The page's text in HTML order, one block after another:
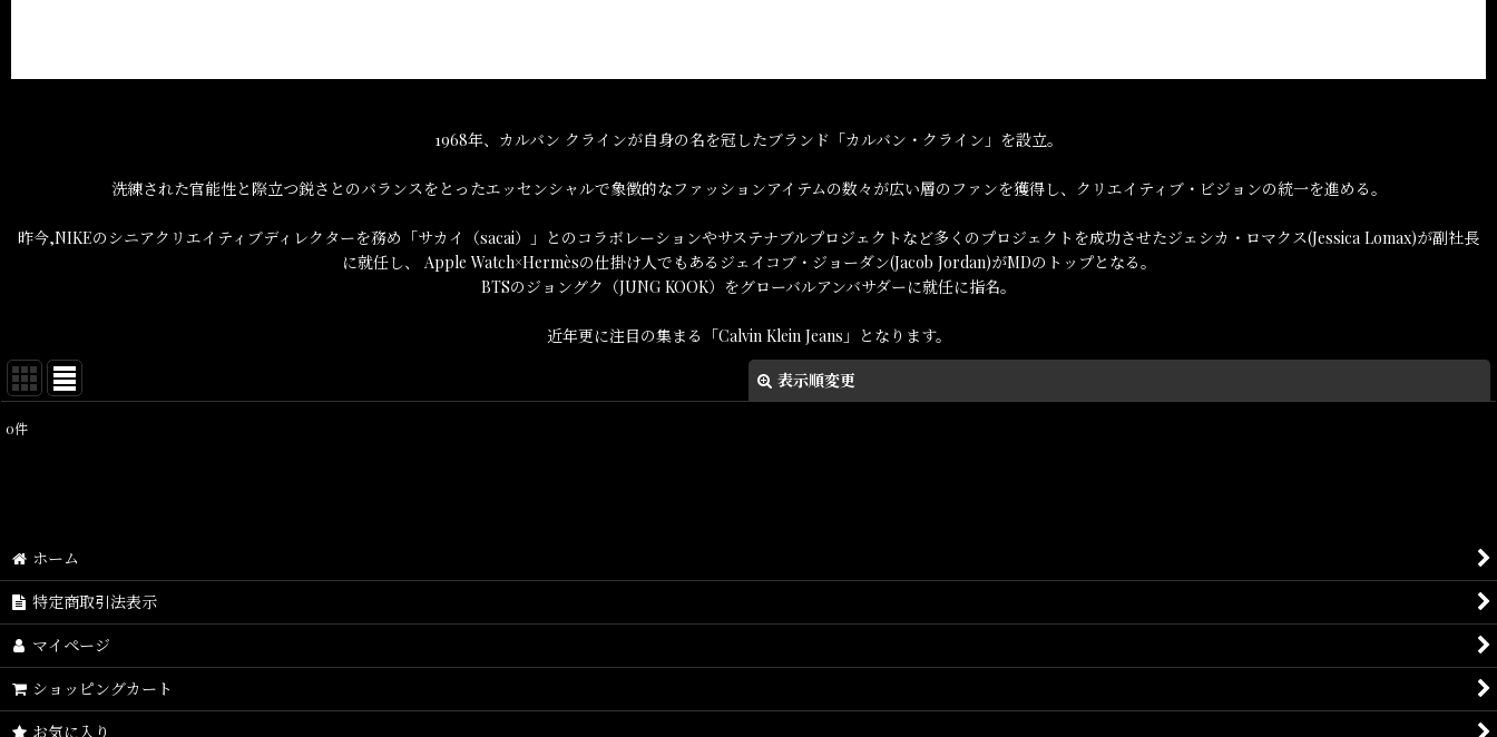
1968年、カルバン クラインが自身の名を冠したブランド「カルバン・クライン」を設立。
洗練された官能性と際立つ鋭さとのバランスをとったエッセンシャルで象徴的なファッションアイテムの数々が広い層のファンを獲得し、クリエイティブ・ビジョンの統一を進める。
昨今,NIKEのシニアクリエイティブディレクターを務め「サカイ（sacai）」とのコラボレーションやサステナブルプロジェクトなど多くのプロジェクトを成功させたジェシカ・ロマクス(Jessica Lomax)が副社長
に就任し、 Apple Watch×Hermèsの仕掛け人でもあるジェイコブ・ジョーダン(Jacob Jordan)がMDのトップとなる。
BTSのジョングク（JUNG KOOK）をグローバルアンバサダーに就任に指名。
近年更に注目の集まる「Calvin Klein Jeans」となります。
表示順変更
0件
ホーム
特定商取引法表示
マイページ
ショッピングカート
お気に入り